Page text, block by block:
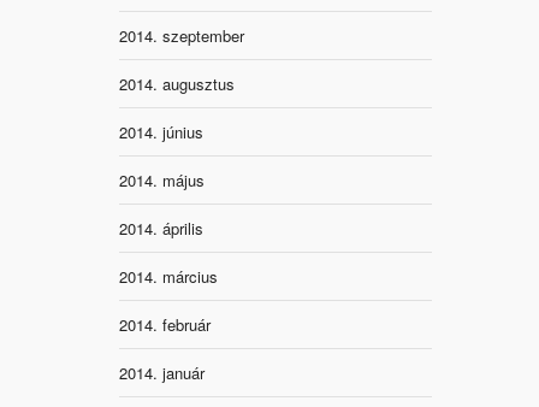
2014. szeptember
2014. augusztus
2014. június
2014. május
2014. április
2014. március
2014. február
2014. január